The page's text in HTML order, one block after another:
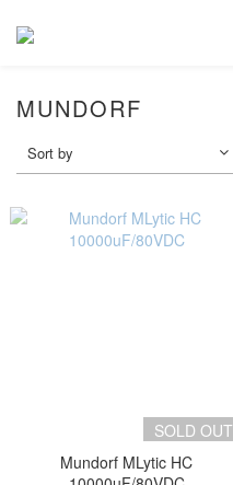
MUNDORF
Sort by
SOLD OUT
Mundorf MLytic HC